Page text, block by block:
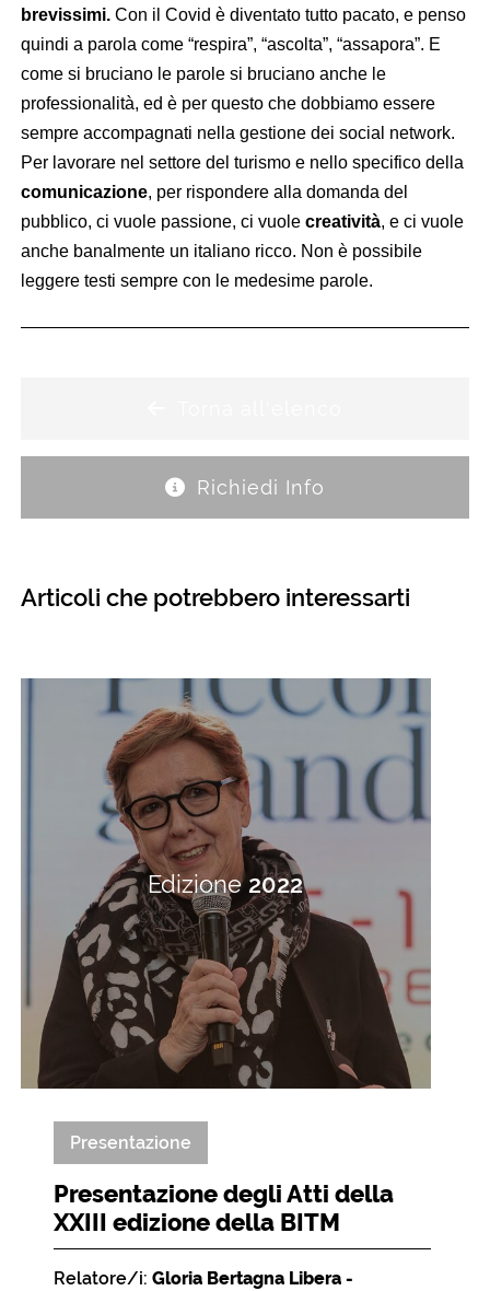
brevissimi.Con il Covid è diventato tutto pacato, e penso
quindi a parola come “respira”, “ascolta”, “assapora”. E
come si bruciano le parole si bruciano anche le
professionalità, ed è per questo che dobbiamo essere
sempre accompagnati nella gestione dei social network.
Per lavorare nel settore del turismo e nello specifico della
comunicazione, per rispondere alla domanda del
pubblico, ci vuole passione, ci vuole creatività, e ci vuole
anche banalmente un italiano ricco. Non è possibile
leggere testi sempre con le medesime parole.
Richiedi Info
Articoli che potrebbero interessarti
Edizione2022
Presentazione
Presentazione degli Atti della
XXIII edizione della BITM
Relatore/i: Gloria Bertagna Libera -